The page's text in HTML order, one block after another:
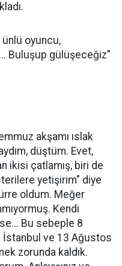
ünlü oyuncu,
Buluşup gülüşeceğiz"
akşamı ıslak
düştüm. Evet,
ikisi çatlamış, biri de
yetişirim" diye
oldum. Meğer
Kendi
Bu sebeple 8
ve 13 Ağustos
zorunda kaldık.